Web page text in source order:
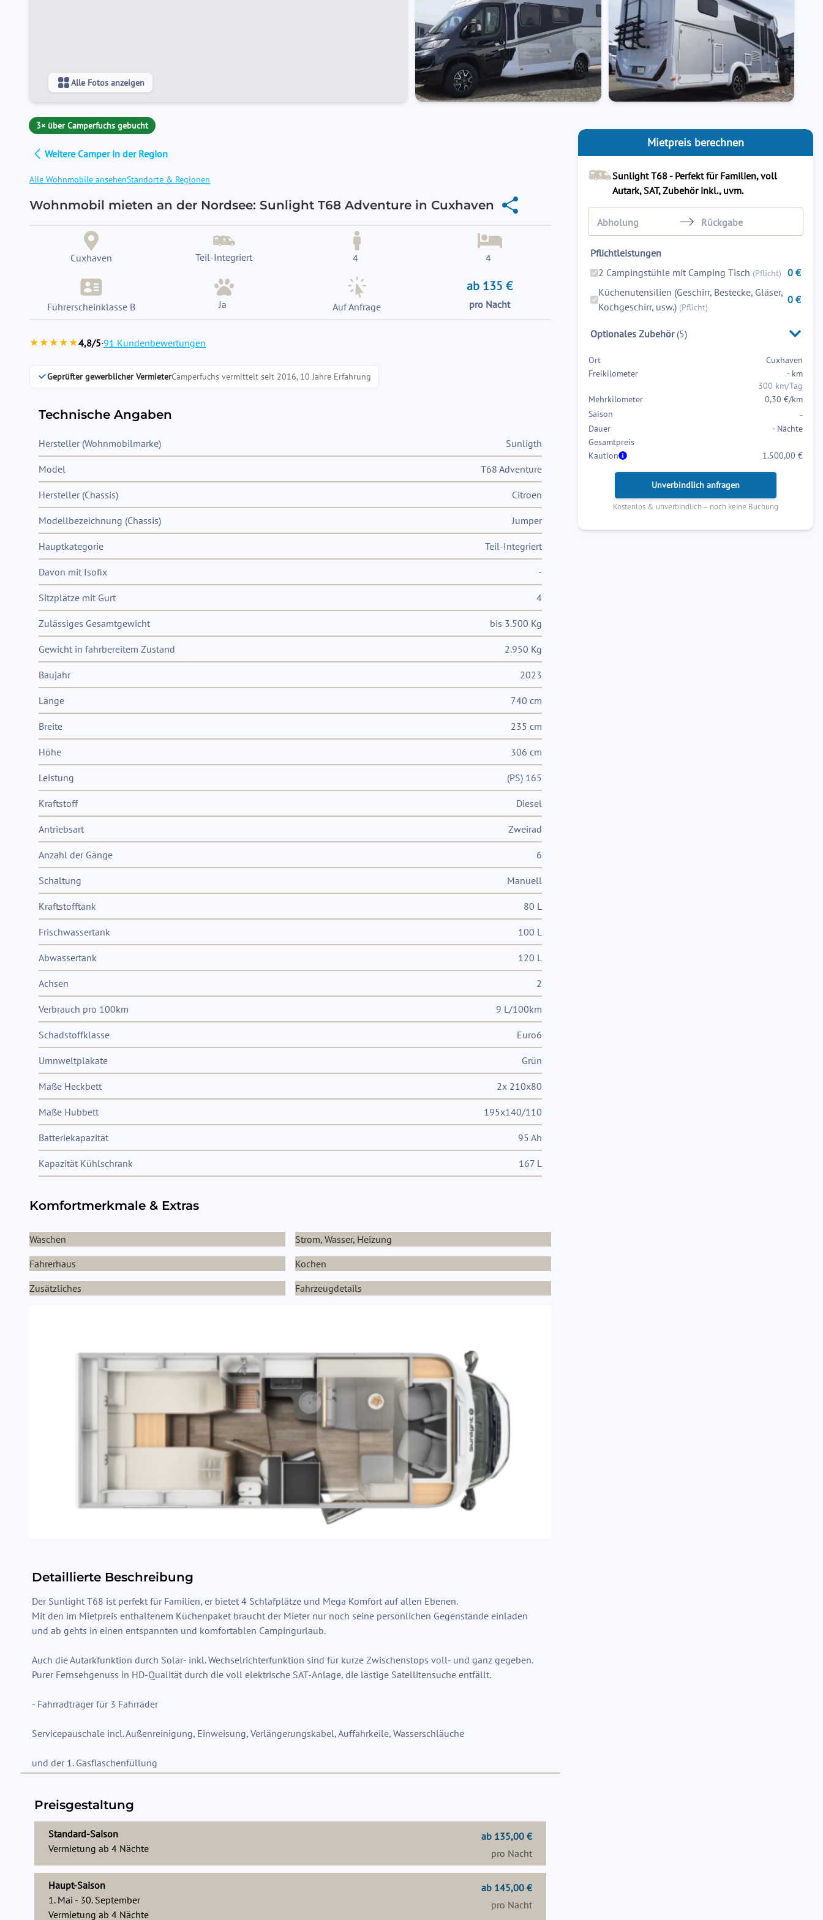
Alle Fotos anzeigen
3× über Camperfuchs gebucht
Weitere Camper in der Region
Alle Wohnmobile ansehenStandorte & Regionen
Wohnmobil mieten an der Nordsee: Sunlight T68 Adventure in Cuxhaven
Cuxhaven Teil-Integriert 4 4
Führerscheinklasse B Ja Auf Anfrage
ab 135 €
pro Nacht
★★★★★4,8/5·91 Kundenbewertungen
Geprüfter gewerblicher VermieterCamperfuchs vermittelt seit 2016, 10 Jahre Erfahrung
Technische Angaben
Hersteller (Wohnmobilmarke) Sunligth
Model T68 Adventure
Hersteller (Chassis) Citroen
Modellbezeichnung (Chassis) Jumper
Hauptkategorie Teil-Integriert
Davon mit Isofix -
Sitzplätze mit Gurt 4
Zulässiges Gesamtgewicht bis 3.500 Kg
Gewicht in fahrbereitem Zustand 2.950 Kg
Baujahr 2023
Länge 740 cm
Breite 235 cm
Höhe 306 cm
Leistung (PS) 165
Kraftstoff Diesel
Antriebsart Zweirad
Anzahl der Gänge 6
Schaltung Manuell
Kraftstofftank 80 L
Frischwassertank 100 L
Abwassertank 120 L
Achsen 2
Verbrauch pro 100km 9 L/100km
Schadstoffklasse Euro6
Umnweltplakate Grün
Maße Heckbett 2x 210x80
Maße Hubbett 195x140/110
Batteriekapazität 95 Ah
Kapazität Kühlschrank 167 L
Komfortmerkmale & Extras
Waschen
Strom, Wasser, Heizung
Fahrerhaus
Kochen
Zusätzliches
Fahrzeugdetails
Detaillierte Beschreibung
Der Sunlight T68 ist perfekt für Familien, er bietet 4 Schlafplätze und Mega Komfort auf allen Ebenen.
Mit den im Mietpreis enthaltenem Küchenpaket braucht der Mieter nur noch seine persönlichen Gegenstände einladen
und ab gehts in einen entspannten und komfortablen Campingurlaub.
Auch die Autarkfunktion durch Solar- inkl. Wechselrichterfunktion sind für kurze Zwischenstops voll- und ganz gegeben.
Purer Fernsehgenuss in HD-Qualität durch die voll elektrische SAT-Anlage, die lästige Satellitensuche entfällt.
- Fahrradträger für 3 Fahrräder
Servicepauschale incl. Außenreinigung, Einweisung, Verlängerungskabel, Auffahrkeile, Wasserschläuche
und der 1. Gasflaschenfüllung
Preisgestaltung
Standard-Saison
Vermietung ab 4 Nächte
ab 135,00 €
pro Nacht
Haupt-Saison
1. Mai - 30. September
Vermietung ab 4 Nächte
ab 145,00 €
pro Nacht
Mietpreis berechnen
Sunlight T68 - Perfekt für Familien, voll
Autark, SAT, Zubehör inkl., uvm.
forward
to
interact
with
calendar
select
a
Press
the
question
mark
key
to
interact
with
the
get
the
Pflichtleistungen
2 Campingstühle mit Camping Tisch (Pflicht) 0 €
Küchenutensilien (Geschirr, Bestecke, Gläser,
Kochgeschirr, usw.) (Pflicht)
0 €
Optionales Zubehör (5)
Ort
Cuxhaven
Freikilometer
-km
300 km/Tag
Mehrkilometer
0,30 €/km
Saison
-
Dauer
- Nächte
Gesamtpreis
Kaution
1.500,00 €
Unverbindlich anfragen
Kostenlos & unverbindlich – noch keine Buchung